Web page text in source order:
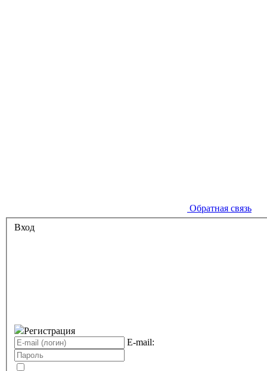
Обратная связь
Вход
Регистрация
E-mail: